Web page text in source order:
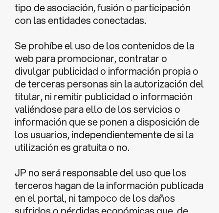
tipo de asociación, fusión o participación
con las entidades conectadas.
Se prohíbe el uso de los contenidos de la
web para promocionar, contratar o
divulgar publicidad o información propia o
de terceras personas sin la autorización del
titular, ni remitir publicidad o información
valiéndose para ello de los servicios o
información que se ponen a disposición de
los usuarios, independientemente de si la
utilización es gratuita o no.
JP no será responsable del uso que los
terceros hagan de la información publicada
en el portal, ni tampoco de los daños